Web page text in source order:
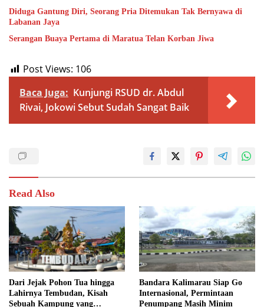
Diduga Gantung Diri, Seorang Pria Ditemukan Tak Bernyawa di
Labanan Jaya
Serangan Buaya Pertama di Maratua Telan Korban Jiwa
Post Views: 106
Baca Juga: Kunjungi RSUD dr. Abdul
Rivai, Jokowi Sebut Sudah Sangat Baik
Read Also
Dari Jejak Pohon Tua hingga
Lahirnya Tembudan, Kisah
Sebuah Kampung yang
Bandara Kalimarau Siap Go
Internasional, Permintaan
Penumpang Masih Minim